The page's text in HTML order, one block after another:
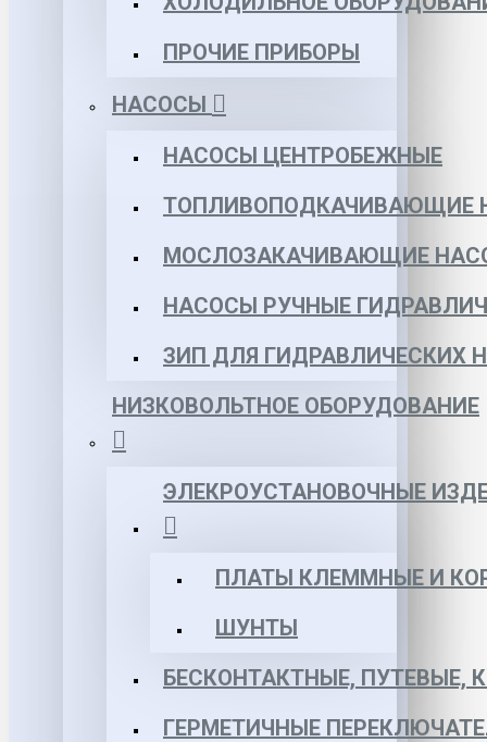
ПРОЧИЕ ПРИБОРЫ
НАСОСЫ
НАСОСЫ ЦЕНТРОБЕЖНЫЕ
ТОПЛИВОПОДКАЧИВАЮЩИЕ
МОСЛОЗАКАЧИВАЮЩИЕ
НАСОСЫ РУЧНЫЕ
ЗИП ДЛЯ ГИДРАВЛИЧЕСКИХ
НИЗКОВОЛЬТНОЕ ОБОРУДОВАНИЕ
ЭЛЕКРОУСТАНОВОЧНЫЕ
ПЛАТЫ КЛЕММНЫЕ И
ШУНТЫ
БЕСКОНТАКТНЫЕ, ПУТЕВЫЕ,
ГЕРМЕТИЧНЫЕ